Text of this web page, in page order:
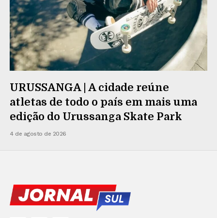
URUSSANGA | A cidade reúne
atletas de todo o país em mais uma
edição do Urussanga Skate Park
4 de agosto de 2026